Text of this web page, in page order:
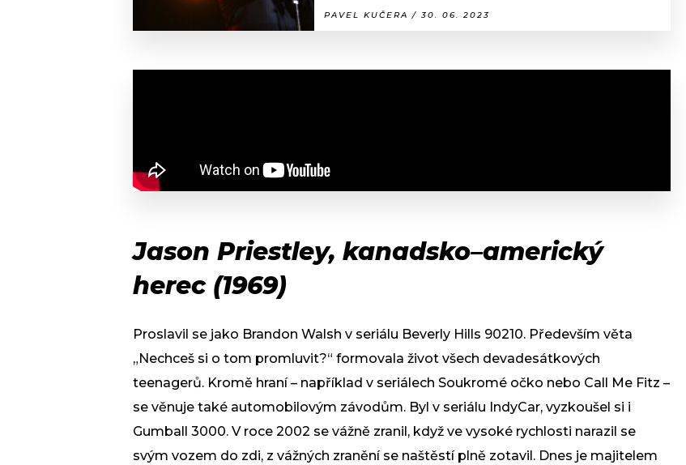
PAVEL KUČERA / 30. 06. 2023
Jason Priestley, kanadsko–americký
herec (1969)
Proslavil se jako Brandon Walsh v seriálu Beverly Hills 90210. Především věta
„Nechceš si o tom promluvit?“ formovala život všech devadesátkových
teenagerů. Kromě hraní – například v seriálech Soukromé očko nebo Call Me Fitz –
se věnuje také automobilovým závodům. Byl v seriálu IndyCar, vyzkoušel si i
Gumball 3000. V roce 2002 se vážně zranil, když ve vysoké rychlosti narazil se
svým vozem do zdi, z vážných zranění se naštěstí plně zotavil. Dnes je majitelem